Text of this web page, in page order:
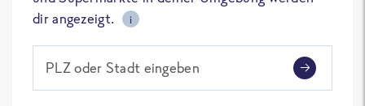
dir angezeigt.
i
PLZ oder Stadt eingeben